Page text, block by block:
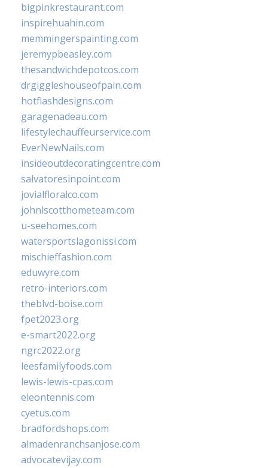
bigpinkrestaurant.com
inspirehuahin.com
memmingerspainting.com
jeremypbeasley.com
thesandwichdepotcos.com
drgiggleshouseofpain.com
hotflashdesigns.com
garagenadeau.com
lifestylechauffeurservice.com
EverNewNails.com
insideoutdecoratingcentre.com
salvatoresinpoint.com
jovialfloralco.com
johnlscotthometeam.com
u-seehomes.com
watersportslagonissi.com
mischieffashion.com
eduwyre.com
retro-interiors.com
theblvd-boise.com
fpet2023.org
e-smart2022.org
ngrc2022.org
leesfamilyfoods.com
lewis-lewis-cpas.com
eleontennis.com
cyetus.com
bradfordshops.com
almadenranchsanjose.com
advocatevijay.com